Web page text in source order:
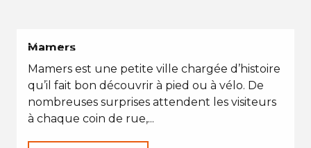
EN TOUTES SAISONS
Mamers
Mamers est une petite ville chargée d’histoire
qu’il fait bon découvrir à pied ou à vélo. De
nombreuses surprises attendent les visiteurs
à chaque coin de rue,...